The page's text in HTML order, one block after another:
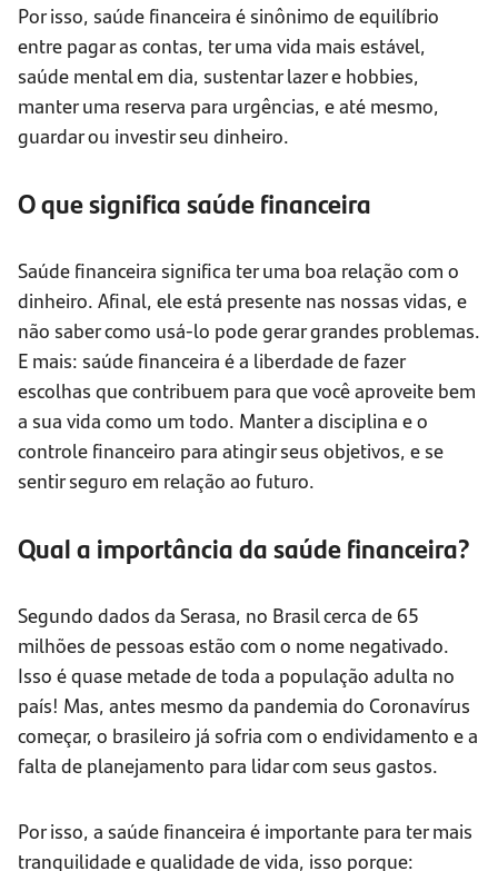
Por isso, saúde financeira é sinônimo de equilíbrio
entre pagar as contas, ter uma vida mais estável,
saúde mental em dia, sustentar lazer e hobbies,
manter uma reserva para urgências, e até mesmo,
guardar ou investir seu dinheiro.
O que significa saúde financeira
Saúde financeira significa ter uma boa relação com o
dinheiro. Afinal, ele está presente nas nossas vidas, e
não saber como usá-lo pode gerar grandes problemas.
E mais: saúde financeira é a liberdade de fazer
escolhas que contribuem para que você aproveite bem
a sua vida como um todo. Manter a disciplina e o
controle financeiro para atingir seus objetivos, e se
sentir seguro em relação ao futuro.
Qual a importância da saúde financeira?
Segundo dados da Serasa, no Brasil cerca de 65
milhões de pessoas estão com o nome negativado.
Isso é quase metade de toda a população adulta no
país! Mas, antes mesmo da pandemia do Coronavírus
começar, o brasileiro já sofria com o endividamento e a
falta de planejamento para lidar com seus gastos.
Por isso, a saúde financeira é importante para ter mais
tranquilidade e qualidade de vida, isso porque: